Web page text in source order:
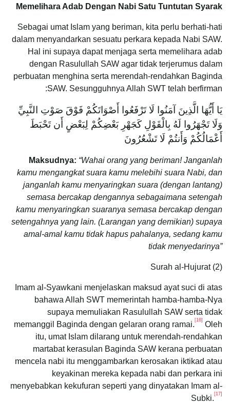
Memelihara Adab Dengan Nabi Satu Tuntutan Syarak
Sebagai umat Islam yang beriman, kita perlu berhati-hati
dalam menyandarkan sesuatu perkara kepada Nabi SAW.
Hal ini supaya dapat menjaga serta memelihara adab
dengan Rasulullah SAW agar tidak terjerumus dalam
perbuatan menghina serta merendah-rendahkan Baginda
SAW. Sesungguhnya Allah SWT telah berfirman:
يَا أَيُّهَا الَّذِينَ آمَنُوا لَا تَرْفَعُوا أَصْوَاتَكُمْ فَوْقَ صَوْتِ النَّبِيِّ
وَلَا تَجْهَرُوا لَهُ بِالْقَوْلِ كَجَهْرِ بَعْضِكُمْ لِبَعْضٍ أَن تَحْبَطَ
أَعْمَالُكُمْ وَأَنتُمْ لَا تَشْعُرُونَ
Maksudnya: “Wahai orang yang beriman! Janganlah
kamu mengangkat suara kamu melebihi suara Nabi, dan
janganlah kamu menyaringkan suara (dengan lantang)
semasa bercakap dengannya sebagaimana setengah
kamu menyaringkan suaranya semasa bercakap dengan
setengahnya yang lain. (Larangan yang demikian) supaya
amal-amal kamu tidak hapus pahalanya, sedang kamu
tidak menyedarinya”
Surah al-Hujurat (2)
Imam al-Syawkani menjelaskan maksud ayat suci di atas
bahawa Allah SWT memerintah hamba-hamba-Nya
supaya memuliakan Rasulullah SAW serta tidak
memanggil Baginda dengan gelaran orang ramai. [16] Oleh
itu, umat Islam dilarang untuk merendah-rendahkan
martabat kerasulan Baginda SAW kerana perbuatan
mencela nabi itu menggambarkan kerosakan iktikad atau
keyakinan mereka kepada nabi dan perkara ini
menyebabkan kekufuran seperti yang dinyatakan Imam al-
Subki. [17]